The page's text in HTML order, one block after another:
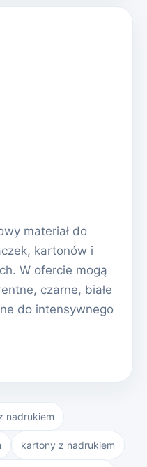
materiał do
kartonów i
W ofercie mogą
czarne, białe
do intensywnego
nadrukiem
kartony z nadrukiem